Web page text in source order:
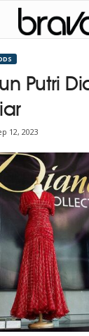
Putri
12, 2023